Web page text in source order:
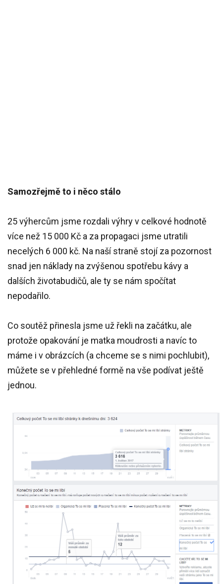
Samozřejmě to i něco stálo
25 výhercům jsme rozdali výhry v celkové hodnotě
více než 15 000 Kč a za propagaci jsme utratili
necelých 6 000 kč. Na naší straně stojí za pozornost
snad jen náklady na zvýšenou spotřebu kávy a
dalších životabudičů, ale ty se nám spočítat
nepodařilo.
Co soutěž přinesla jsme už řekli na začátku, ale
protože opakování je matka moudrosti a navíc to
máme i v obrázcích (a chceme se s nimi pochlubit),
můžete se v přehledné formě na vše podívat ještě
jednou.